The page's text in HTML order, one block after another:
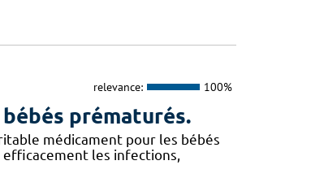
relevance: 100%
prématurés.
médicament pour les bébés
les infections,